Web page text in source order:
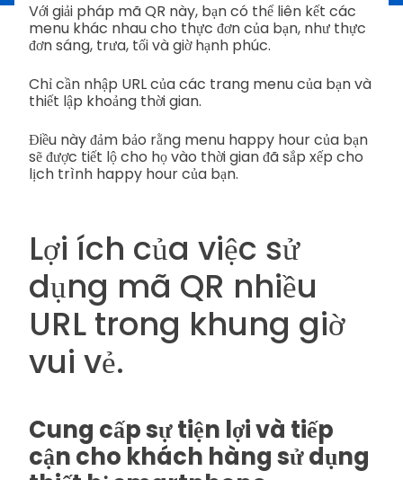
Với giải pháp mã QR này, bạn có thể liên kết các
menu khác nhau cho thực đơn của bạn, như thực
đơn sáng, trưa, tối và giờ hạnh phúc.
Chỉ cần nhập URL của các trang menu của bạn và
thiết lập khoảng thời gian.
Điều này đảm bảo rằng menu happy hour của bạn
sẽ được tiết lộ cho họ vào thời gian đã sắp xếp cho
lịch trình happy hour của bạn.
Lợi ích của việc sử
dụng mã QR nhiều
URL trong khung giờ
vui vẻ.
Cung cấp sự tiện lợi và tiếp
cận cho khách hàng sử dụng